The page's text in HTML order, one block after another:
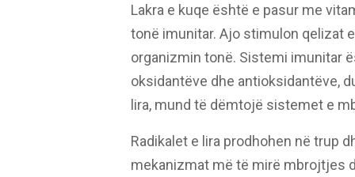
Lakra e kuqe është e pasur me
tonë imunitar. Ajo stimulon qelizat
organizmin tonë. Sistemi imunitar
oksidantëve dhe antioksidantëve,
lira, mund të dëmtojë sistemet e
Radikalet e lira prodhohen në trup
mekanizmat më të mirë mbrojtjes